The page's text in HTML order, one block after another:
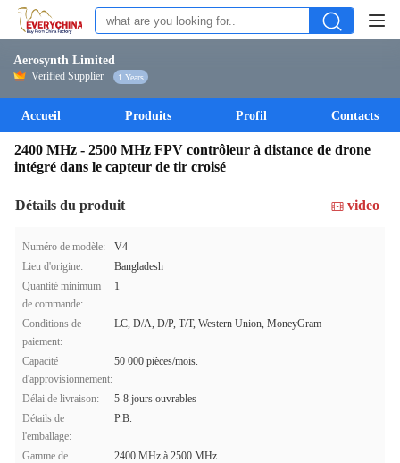
Aerosynth Limited
Verified Supplier 1 Years
Accueil Produits Profil Contacts
2400 MHz - 2500 MHz FPV contrôleur à distance de drone
intégré dans le capteur de tir croisé
Détails du produit video
Numéro de modèle:
V4
Lieu d'origine:
Bangladesh
Quantité minimum
de commande:
1
Conditions de
paiement:
LC, D/A, D/P, T/T, Western Union, MoneyGram
Capacité
d'approvisionnement:
50 000 pièces/mois.
Délai de livraison:
5-8 jours ouvrables
Détails de
l'emballage:
P.B.
Gamme de
2400 MHz à 2500 MHz